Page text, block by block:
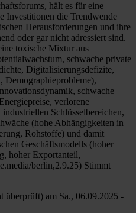
hält es für eine
Investitionen die Trendwende
Herausforderungen und ihre
oder gar nicht adressiert sind.
toxische Mixtur aus
schwache private
Digitalisierungsdefizite,
Demographieprobleme),
schwache
verlorene
Schlüsselbereichen,
(hohe Abhängigkeiten in
Rohstoffe) und damit
Geschäftsmodells (hoher
hoher Exportanteil,
berlin,2.9.25) Stimmt
überprüft) am Sa., 06.09.2025 -